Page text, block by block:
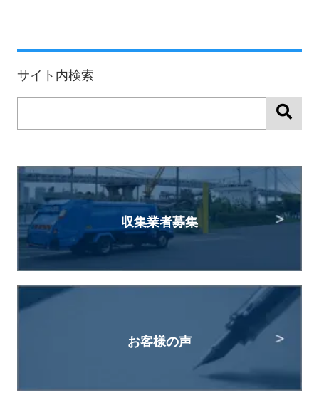
サイト内検索
収集業者募集
お客様の声